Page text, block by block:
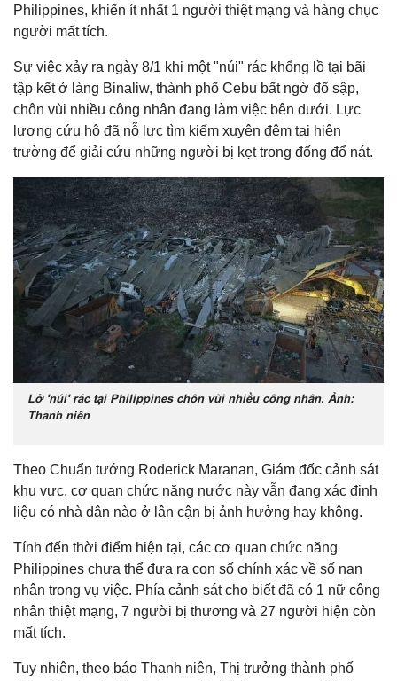
Philippines, khiến ít nhất 1 người thiệt mạng và hàng chục
người mất tích.
Sự việc xảy ra ngày 8/1 khi một "núi" rác khổng lồ tại bãi
tập kết ở làng Binaliw, thành phố Cebu bất ngờ đổ sập,
chôn vùi nhiều công nhân đang làm việc bên dưới. Lực
lượng cứu hộ đã nỗ lực tìm kiếm xuyên đêm tại hiện
trường để giải cứu những người bị kẹt trong đống đổ nát.
Lở 'núi' rác tại Philippines chôn vùi nhiều công nhân. Ảnh:
Thanh niên
Theo Chuẩn tướng Roderick Maranan, Giám đốc cảnh sát
khu vực, cơ quan chức năng nước này vẫn đang xác định
liệu có nhà dân nào ở lân cận bị ảnh hưởng hay không.
Tính đến thời điểm hiện tại, các cơ quan chức năng
Philippines chưa thể đưa ra con số chính xác về số nạn
nhân trong vụ việc. Phía cảnh sát cho biết đã có 1 nữ công
nhân thiệt mạng, 7 người bị thương và 27 người hiện còn
mất tích.
Tuy nhiên, theo báo Thanh niên, Thị trưởng thành phố